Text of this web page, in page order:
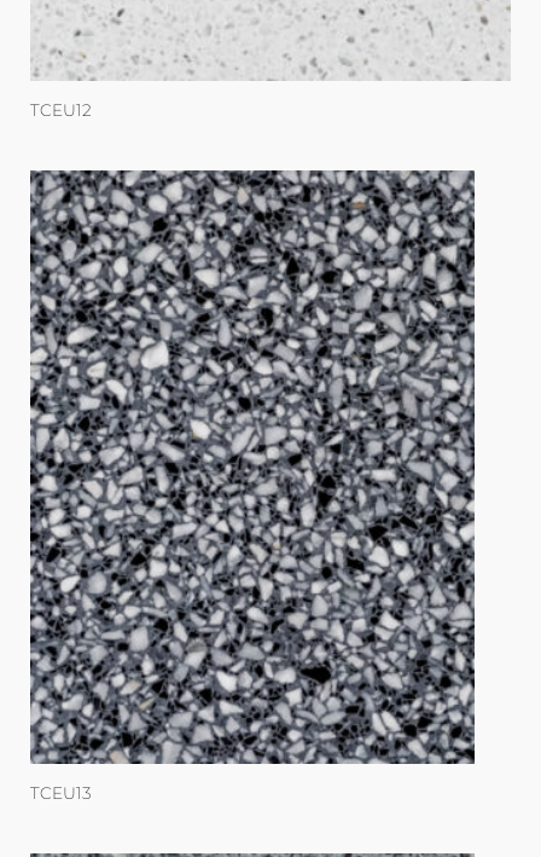
TCEU12
TCEU13